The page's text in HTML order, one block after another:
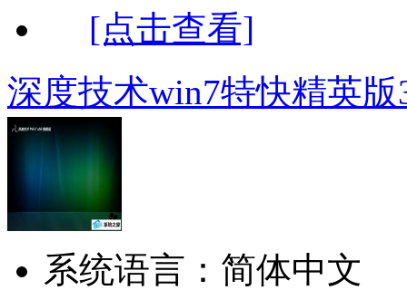
[点击查看]
深度技术win7特快精英版
系统语言：简体中文